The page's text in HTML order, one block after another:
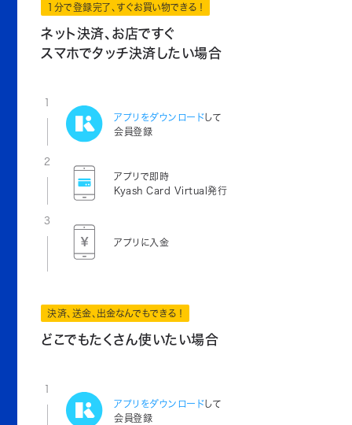
1分で登録完了、すぐお買い物できる！
ネット決済、お店ですぐ
スマホでタッチ決済したい場合
1
アプリをダウンロードして
会員登録
2
アプリで即時
Kyash Card Virtual発行
3
アプリに入金
決済、送金、出金なんでもできる！
どこでもたくさん使いたい場合
1
アプリをダウンロードして
会員登録